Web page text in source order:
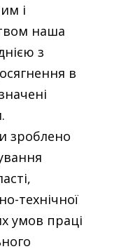
і
наша
з
в
зроблено
технічної
умов праці